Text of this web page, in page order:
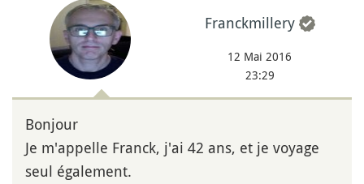
Franckmillery
12 Mai 2016
23:29
Bonjour
Je m'appelle Franck, j'ai 42 ans, et je voyage
seul également.